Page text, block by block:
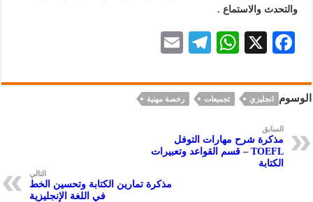
والتحدث والاستماع .
F
eb
oo
k
X
W
at
s
A
p
Te
gr
a
m
ai
l
الوسوم انجليزي تجميعات رخصة مهنية
السابق
مذكرة شرح مهارات التوفل
TOEFL – قسم القواعد وتعبيرات
الكتابة
التالي
مذكرة تمارين الكتابة وتحسين الخط
في اللغة الإنجليزية